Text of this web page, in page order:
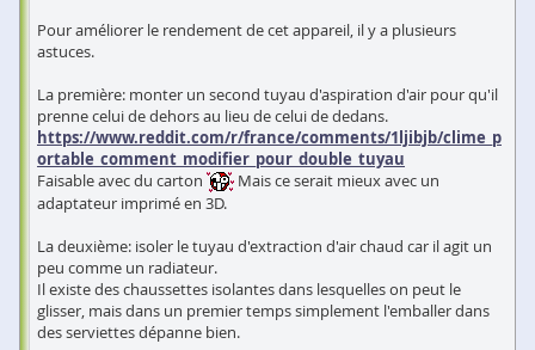
Pour améliorer le rendement de cet appareil, il y a plusieurs
astuces.
La première: monter un second tuyau d'aspiration d'air pour qu'il
prenne celui de dehors au lieu de celui de dedans.
https://www.reddit.com/r/france/comments/1ljibjb/clime_p
ortable_comment_modifier_pour_double_tuyau
Faisable avec du carton
Mais ce serait mieux avec un
adaptateur imprimé en 3D.
La deuxième: isoler le tuyau d'extraction d'air chaud car il agit un
peu comme un radiateur.
Il existe des chaussettes isolantes dans lesquelles on peut le
glisser, mais dans un premier temps simplement l'emballer dans
des serviettes dépanne bien.